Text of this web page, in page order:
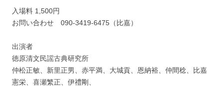
入場料 1,500円
お問い合わせ 090-3419-6475（比嘉）
出演者
徳原清文民謡古典研究所
仲松正敏、新里正男、赤平満、大城貢、恩納裕、仲間稔、比嘉
憲栄、喜瀬繁正、伊禮剛、